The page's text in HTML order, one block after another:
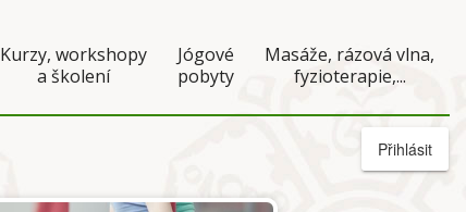
Kurzy, workshopy
a školení
Jógové
pobyty
Masáže, rázová vlna,
fyzioterapie,...
Přihlásit